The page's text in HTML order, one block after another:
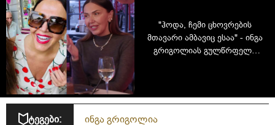
"ჰოდა, ჩემი ცხოვრების
მთავარი ამბავიც ესაა" - ინგა
გრიგოლიას გულწრფელი
ტეგები: ინგა გრიგოლია